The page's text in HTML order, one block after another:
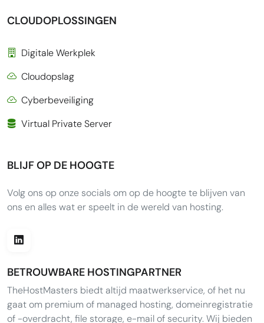
CLOUDOPLOSSINGEN
Digitale Werkplek
Cloudopslag
Cyberbeveiliging
Virtual Private Server
BLIJF OP DE HOOGTE
Volg ons op onze socials om op de hoogte te blijven van
ons en alles wat er speelt in de wereld van hosting.
BETROUWBARE HOSTINGPARTNER
TheHostMasters biedt altijd maatwerkservice, of het nu
gaat om premium of managed hosting, domeinregistratie
of -overdracht, file storage, e-mail of security. Wij bieden